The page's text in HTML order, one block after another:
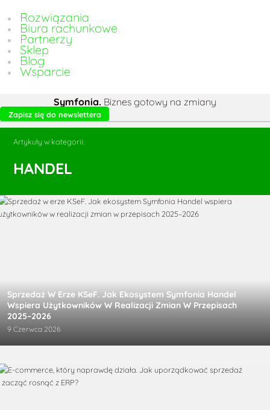
Rozwiązania
Biura rachunkowe
Partnerzy
Sklep
Blog
Wsparcie
Symfonia. Biznes gotowy na zmiany
Zapisz się do newslettera
Artykuły w kategorii:
HANDEL
Sprzedaż W Erze KSeF. Jak Ekosystem Symfonia Handel
Wspiera Użytkowników W Realizacji Zmian W Przepisach
2025–2026
9 Czerwca 2026